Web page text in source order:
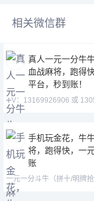
相关微信群
真人一元一分牛
血战麻将，跑得
平台，秒到账！
➕V：13169926906 或 13058094780
QQ:3122617673 玩
手机玩金花，牛
将，跑得快，一
账
一元一分斗牛（拼十/明牌抢庄）
跑得快 血战麻将 德